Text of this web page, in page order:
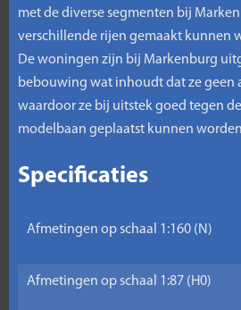
met de diverse segmenten bij
verschillende rijen gemaakt kunnen
De woningen zijn bij Markenburg
bebouwing wat inhoudt dat ze geen
waardoor ze bij uitstek goed tegen
modelbaan geplaatst kunnen
Specificaties
Afmetingen op schaal 1:160 (N)
Afmetingen op schaal 1:87 (H0)